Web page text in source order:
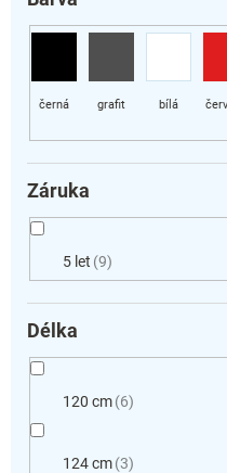
Záruka
5 let 9
Délka
120 cm 6
124 cm 3